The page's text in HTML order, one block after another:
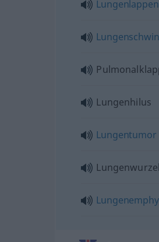
Lungenlappen
Lungenhilus
Lungentumor